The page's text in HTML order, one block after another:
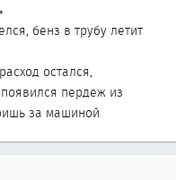
бенз в трубу летит
остался,
пердеж из
за машиной